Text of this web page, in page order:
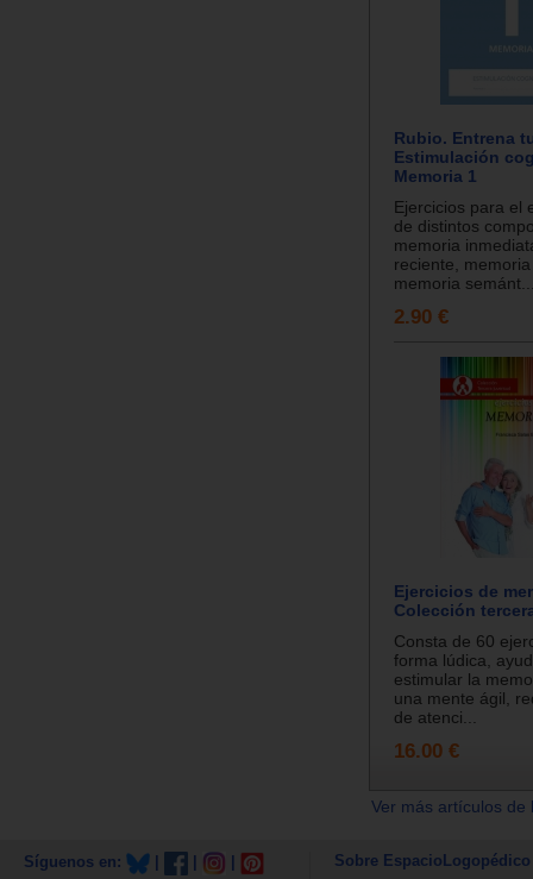
Rubio. Entrena
Estimulación
Memoria 1
Ejercicios para el
de distintos
memoria
reciente,
memoria
2.90 €
Ejercicios de
Colección
Consta de 60
forma lúdica,
estimular la
una mente ágil,
de atenci...
16.00 €
Ver más artículos
Síguenos en: Sobre EspacioLogopédico